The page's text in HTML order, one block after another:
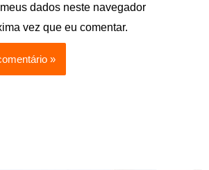
dados neste navegador
vez que eu comentar.